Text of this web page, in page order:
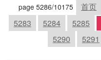
page 5286/10175 首页
5283
5284 5285
5290
5291